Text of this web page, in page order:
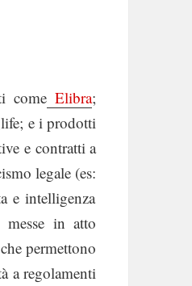
come Elibra;
e i prodotti
e contratti a
legale (es:
e intelligenza
messe in atto
permettono
a regolamenti